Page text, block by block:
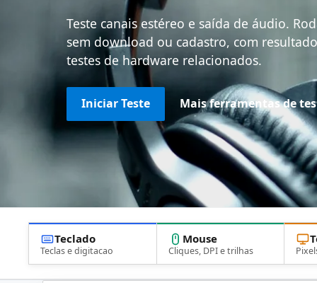
Teste canais estéreo e saída de áudio.
sem download ou cadastro, com
testes de hardware relacionados.
Iniciar Teste Mais ferramentas de
Teclado
Teclas e digitacao
Mouse
Cliques, DPI e trilhas